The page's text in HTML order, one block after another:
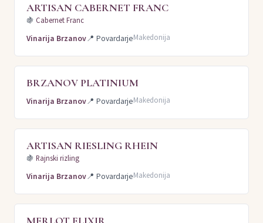
ARTISAN CABERNET FRANC
🍇 Cabernet Franc
Vinarija Brzanov📍 PovardarjeMakedonija
BRZANOV PLATINIUM
Vinarija Brzanov📍 PovardarjeMakedonija
ARTISAN RIESLING RHEIN
🍇 Rajnski rizling
Vinarija Brzanov📍 PovardarjeMakedonija